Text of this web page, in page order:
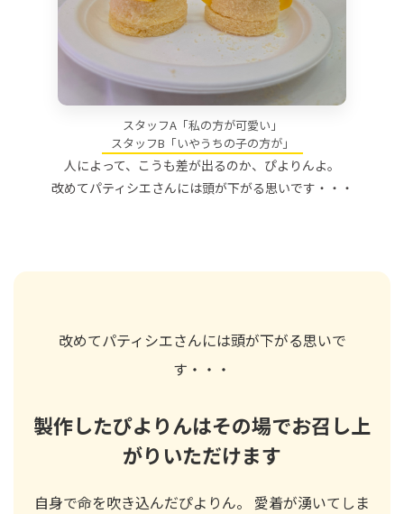
スタッフA「私の方が可愛い」
スタッフB「いやうちの子の方が」
人によって、こうも差が出るのか、ぴよりんよ。
改めてパティシエさんには頭が下がる思いです・・・
改めてパティシエさんには頭が下がる思いで
す・・・
製作したぴよりんはその場でお召し上
がりいただけます
自身で命を吹き込んだぴよりん。 愛着が湧いてしま